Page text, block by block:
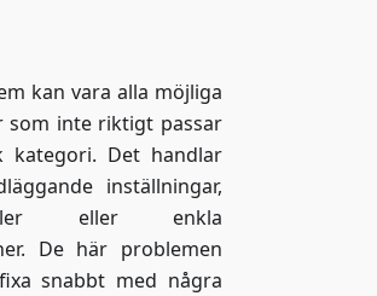
kan vara alla möjliga
som inte riktigt passar
Det handlar
inställningar,
eller enkla
De här problemen
snabbt med några